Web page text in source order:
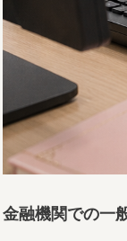
金融機関での一